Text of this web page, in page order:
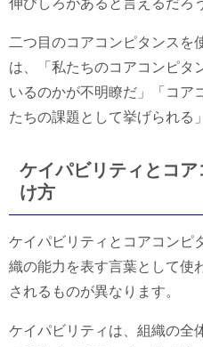
伸びしろがあると言えるだろ
二つ目のコアコンピタンスを
は、「私たちのコアコンピタ
いるのかが不明瞭だ」「コア
たちの課題として挙げられる
ケイパビリティとコ
け方
ケイパビリティとコアコンピ
織の能力を表す言葉として使
されるものが異なります。
ケイパビリティは、組織の全